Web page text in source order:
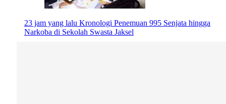
23 jam yang lalu Kronologi Penemuan 995 Senjata hingga
Narkoba di Sekolah Swasta Jaksel